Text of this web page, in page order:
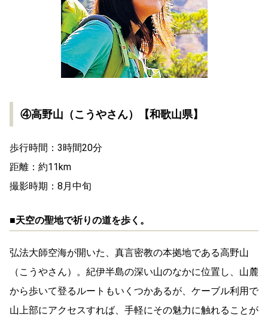
④高野山（こうやさん）【和歌山県】
歩行時間：3時間20分
距離：約11km
撮影時期：8月中旬
■天空の聖地で祈りの道を歩く。
弘法大師空海が開いた、真言密教の本拠地である高野山
（こうやさん）。紀伊半島の深い山のなかに位置し、山麓
から歩いて登るルートもいくつかあるが、ケーブル利用で
山上部にアクセスすれば、手軽にその魅力に触れることが